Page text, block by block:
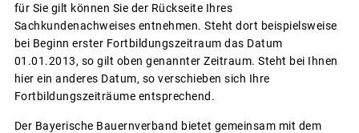
für Sie gilt können Sie der Rückseite Ihres
Sachkundenachweises entnehmen. Steht dort beispielsweise
bei Beginn erster Fortbildungszeitraum das Datum
01.01.2013, so gilt oben genannter Zeitraum. Steht bei Ihnen
hier ein anderes Datum, so verschieben sich Ihre
Fortbildungszeiträume entsprechend.
Der Bayerische Bauernverband bietet gemeinsam mit dem